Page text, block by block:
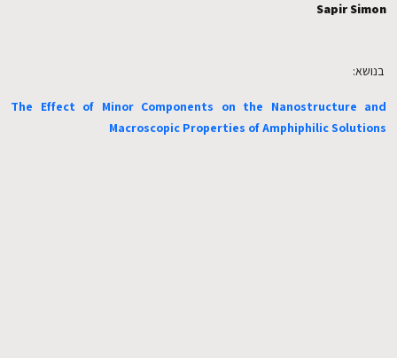
Sapir Simon
בנושא:
The Effect of Minor Components on the Nanostructure and
Macroscopic Properties of Amphiphilic Solutions